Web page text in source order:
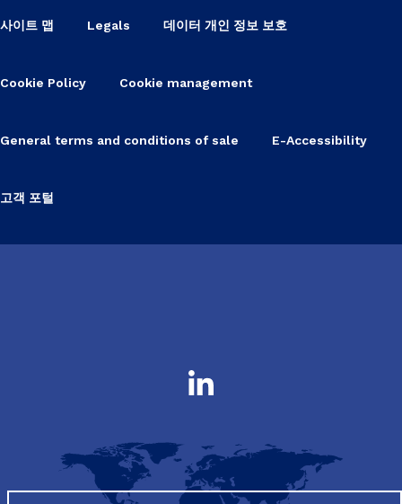
사이트 맵 Legals 데이터 개인 정보 보호
Cookie Policy Cookie management
General terms and conditions of sale E-Accessibility
고객 포털